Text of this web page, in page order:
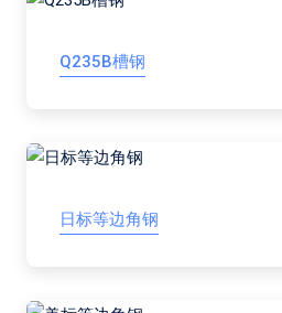
Q235B槽钢
日标等边角钢